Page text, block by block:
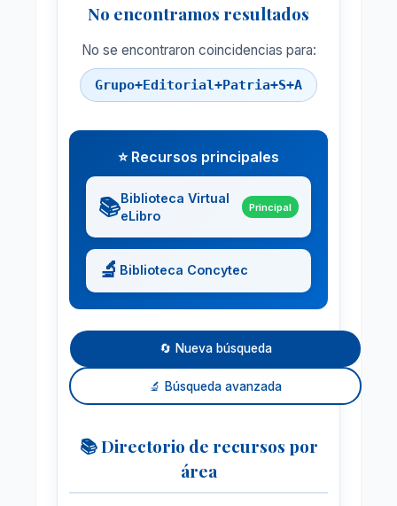
No encontramos resultados
No se encontraron coincidencias para:
Grupo+Editorial+Patria+S+A
⭐ Recursos principales
📚Biblioteca Virtual
eLibro
Principal
🔬 Biblioteca Concytec
🔄 Nueva búsqueda
🔬 Búsqueda avanzada
📚 Directorio de recursos por
área